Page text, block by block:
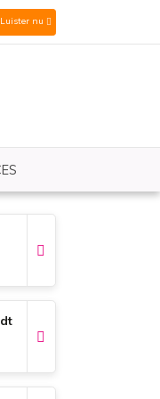
Luister nu